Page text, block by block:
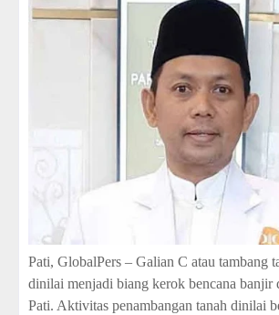
Pati, GlobalPers – Galian C atau tambang
dinilai menjadi biang kerok bencana banjir
Pati. Aktivitas penambangan tanah dinilai